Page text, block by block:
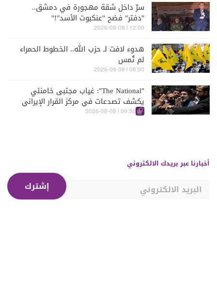
سرّ داخل شقة مهجورة في دمشق..
"دفتر" فضح "عنكبوت الأسد"!"
12:00 | 2026-08-08
هدوء لافت لـ حزب الله.. الخطوط الحمراء
لم تُمس
08:00 | 2026-08-08
"The National": غياب مجتبى خامنئي
يكشف تصدعات في مركز القرار الإيراني
09:30 | 2026-08-08
أخبارنا عبر بريدك الالكتروني
إشترك